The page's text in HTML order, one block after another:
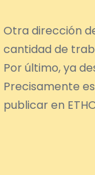
Otra dirección
cantidad de
Por último, ya
Precisamente
publicar en